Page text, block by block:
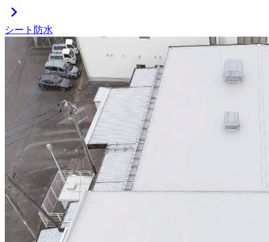
chevron_right
シート防水